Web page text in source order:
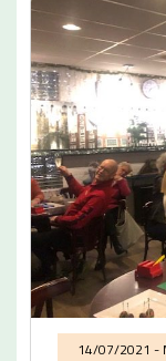
14/07/2021 -